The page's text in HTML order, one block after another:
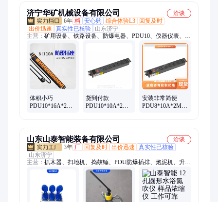
济宁华矿机械设备有限公司
洽谈
6年 档 安心购 综合体验L3
回复及时
出价迅速
真实性已核验
山东济宁
主营： 矿用设备、铁路设备、防爆电器、PDU10、仪器仪表、路
面机械、工程机械
体积小巧
PDU10*16A*2M
货到付款
PDU10*10A*2M
安装非常简便
PDU8*10A*2M防
山东山泰智能装备有限公司
洽谈
3年 厂 回复及时 出价迅速
真实性已核验
山东济宁
主营： 抓木器、扫地机、捣鼓锤、PDU防爆插排、炮泥机、升压
器、三用阀、马弗炉、减速机、配电箱、测量仪、除雪机、封孔
器、粉碎机、轨道杆、动葫芦、化线机、钻孔机、直道机、挖泥
船、取样器、切条机、鱼尾板、卷绳器、凿岩机、取样机